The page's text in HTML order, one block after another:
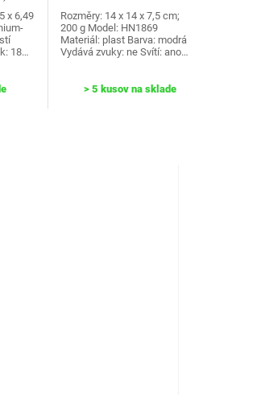
x 6,49
‎18…
Rozměry: ‎14 x 14 x 7,5 cm;
200 g Model: ‎HN1869
Materiál: plast Barva: modrá
Vydává zvuky: ne Svítí: ano…
> 5 kusov na sklade